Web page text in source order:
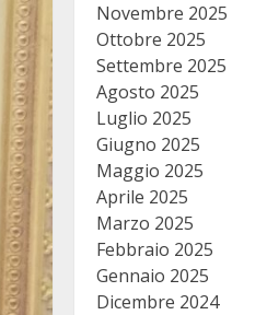
Novembre 2025
Ottobre 2025
Settembre 2025
Agosto 2025
Luglio 2025
Giugno 2025
Maggio 2025
Aprile 2025
Marzo 2025
Febbraio 2025
Gennaio 2025
Dicembre 2024